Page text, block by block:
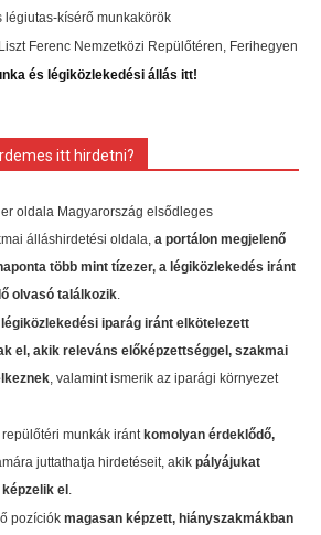
légiutas-kísérő munkakörök
Ferenc Nemzetközi Repülőtéren, Ferihegyen
és légiközlekedési állás itt!
itt hirdetni?
oldala Magyarország elsődleges
álláshirdetési oldala, a portálon megjelenő
több mint tízezer, a légiközlekedés iránt
olvasó találkozik
iparág iránt elkötelezett
el, akik releváns előképzettséggel, szakmai
, valamint ismerik az iparági környezet
munkák iránt komolyan érdeklődő,
juttathatja hirdetéseit, akik pályájukat
el
pozíciók magasan képzett, hiányszakmákban